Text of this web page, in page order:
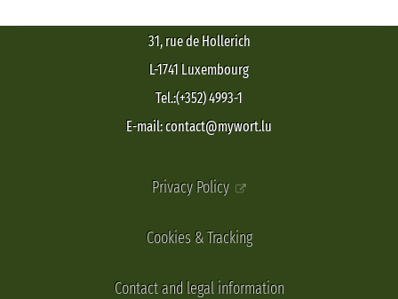
31, rue de Hollerich
L-1741 Luxembourg
Tel.:(+352) 4993-1
E-mail: contact@mywort.lu
Privacy Policy
Cookies & Tracking
Contact and legal information